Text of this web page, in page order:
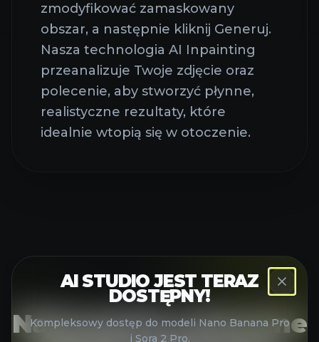
zmodyfikować zamaskowany
obszar, a następnie kliknij Generuj.
Nasza technologia AI Inpainting
przeanalizuje Twoje zdjęcie oraz
polecenie, aby stworzyć płynne,
realistyczne rezultaty, które
idealnie wtopią się w otoczenie.
Najczęściej zadawane
AI STUDIO JEST TERAZ
DOSTĘPNY!
Kompleksowy dostęp do modeli Nano Banana Pro
i Sora 2 Pro.